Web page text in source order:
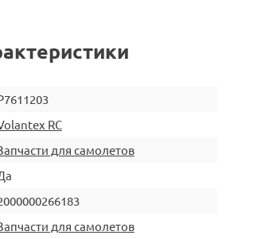
RC
для самолетов
для самолетов